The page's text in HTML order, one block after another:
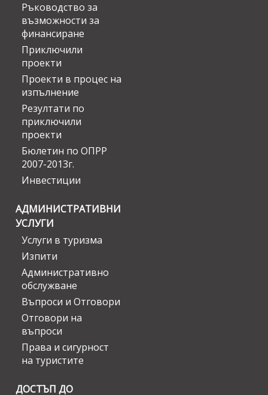
Ръководство за
възможности за
финансиране
Приключили
проекти
Проекти в процес на
изпълнение
Резултати по
приключили
проекти
Бюлетин по ОПРР
2007-2013г.
Инвестиции
АДМИНИСТРАТИВНИ
УСЛУГИ
Услуги в туризма
Изпити
Административно
обслужване
Въпроси и Отговори
Отговори на
въпроси
Права и сигурност
на туристите
ДОСТЪП ДО